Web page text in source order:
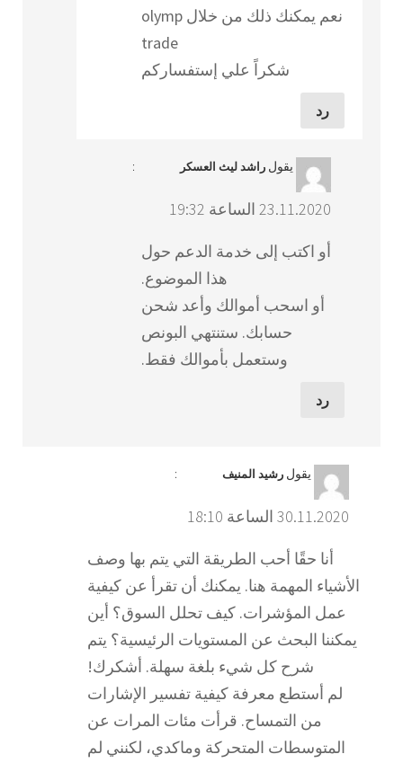
نعم يمكنك ذلك من خلال olymp
trade
شكراً علي إستفساركم
رد
يقول راشد ليث العسكر :
23.11.2020 الساعة 19:32
أو اكتب إلى خدمة الدعم حول
هذا الموضوع.
أو اسحب أموالك وأعد شحن
حسابك. ستنتهي البونص
وستعمل بأموالك فقط.
رد
يقول رشيد المنيف :
30.11.2020 الساعة 18:10
أنا حقًا أحب الطريقة التي يتم بها وصف
الأشياء المهمة هنا. يمكنك أن تقرأ عن كيفية
عمل المؤشرات. كيف تحلل السوق؟ أين
يمكننا البحث عن المستويات الرئيسية؟ يتم
شرح كل شيء بلغة سهلة. أشكرك!
لم أستطع معرفة كيفية تفسير الإشارات
من التمساح. قرأت مئات المرات عن
المتوسطات المتحركة وماكدي، لكنني لم